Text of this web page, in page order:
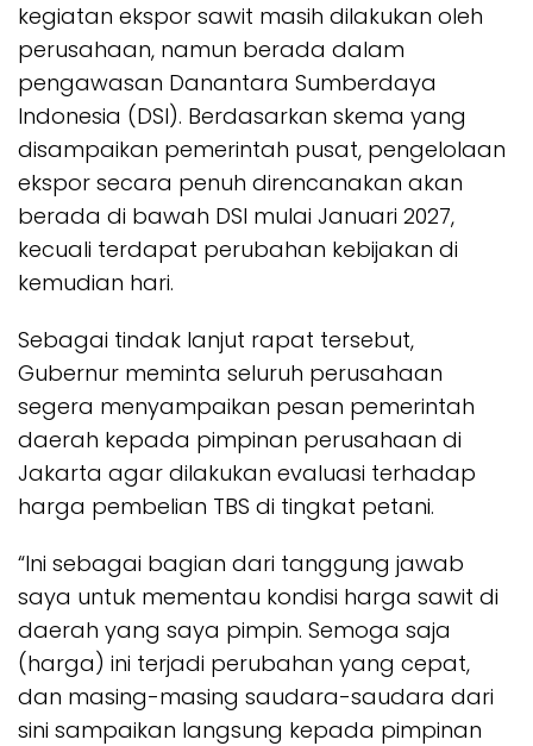
kegiatan ekspor sawit masih dilakukan oleh
perusahaan, namun berada dalam
pengawasan Danantara Sumberdaya
Indonesia (DSI). Berdasarkan skema yang
disampaikan pemerintah pusat, pengelolaan
ekspor secara penuh direncanakan akan
berada di bawah DSI mulai Januari 2027,
kecuali terdapat perubahan kebijakan di
kemudian hari.
Sebagai tindak lanjut rapat tersebut,
Gubernur meminta seluruh perusahaan
segera menyampaikan pesan pemerintah
daerah kepada pimpinan perusahaan di
Jakarta agar dilakukan evaluasi terhadap
harga pembelian TBS di tingkat petani.
“Ini sebagai bagian dari tanggung jawab
saya untuk mementau kondisi harga sawit di
daerah yang saya pimpin. Semoga saja
(harga) ini terjadi perubahan yang cepat,
dan masing-masing saudara-saudara dari
sini sampaikan langsung kepada pimpinan